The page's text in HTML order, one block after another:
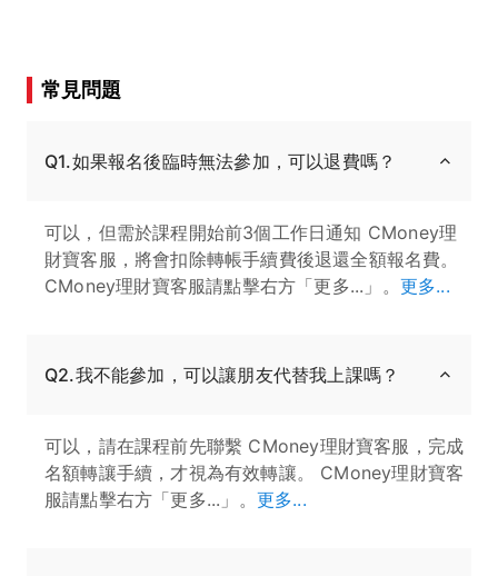
常見問題
Q1.如果報名後臨時無法參加，可以退費嗎？
可以，但需於課程開始前3個工作日通知 CMoney理
財寶客服，將會扣除轉帳手續費後退還全額報名費。
CMoney理財寶客服請點擊右方「更多...」。 更多...
Q2.我不能參加，可以讓朋友代替我上課嗎？
可以，請在課程前先聯繫 CMoney理財寶客服，完成
名額轉讓手續，才視為有效轉讓。 CMoney理財寶客
服請點擊右方「更多...」。 更多...